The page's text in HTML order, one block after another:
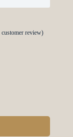
customer review)